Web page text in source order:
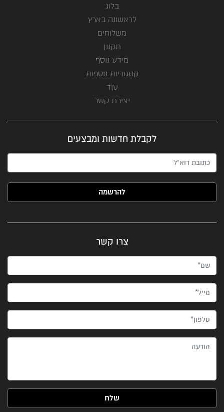
בלוג
לראשונה בארץ
משלוחים
תקנון
מידע נוסף
קטגוריות נוספות
עוד
יצירת קשר
לקבלת חדשות ומבצעים
האימייל שלך (חובה)
צרו קשר